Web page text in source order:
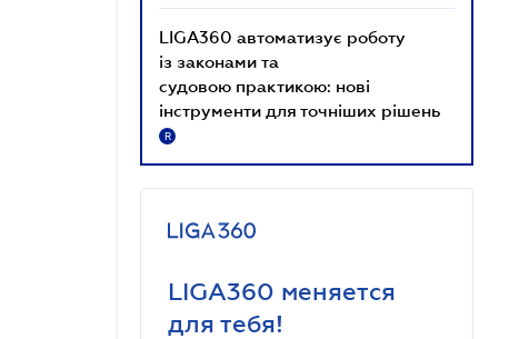
LIGA360 автоматизує роботу
із законами та
судовою практикою: нові
інструменти для точніших рішень
R
LIGA360 меняется
для тебя!